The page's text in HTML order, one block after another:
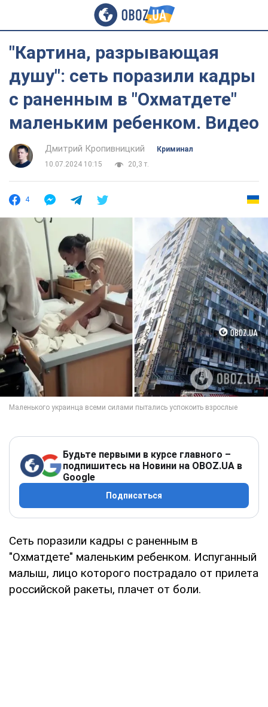
"Картина, разрывающая
душу": сеть поразили кадры
с раненным в "Охматдете"
маленьким ребенком. Видео
Дмитрий Кропивницкий
Криминал
10.07.2024 10:15
20,3 т.
4
Будьте первыми в курсе главного –
подпишитесь на Новини на OBOZ.UA в
Google
Подписаться
Сеть поразили кадры с раненным в
"Охматдете" маленьким ребенком. Испуганный
малыш, лицо которого пострадало от прилета
российской ракеты, плачет от боли.